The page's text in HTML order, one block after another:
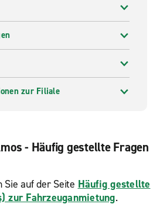
zur Filiale
- Häufig gestellte Fragen
Sie auf der Seite Häufig gestellte
zur Fahrzeuganmietung.